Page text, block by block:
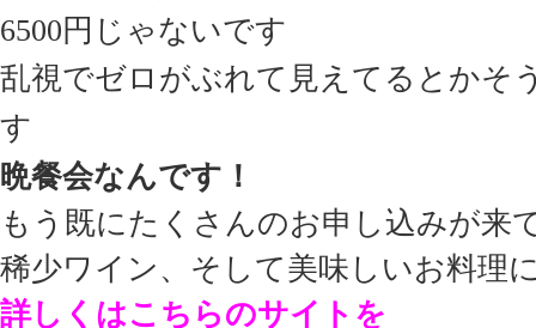
6500円じゃないです
乱視でゼロがぶれて見えてるとかそ
す
晩餐会なんです！
もう既にたくさんのお申し込みが来
稀少ワイン、そして美味しいお料理
詳しくはこちらのサイト を